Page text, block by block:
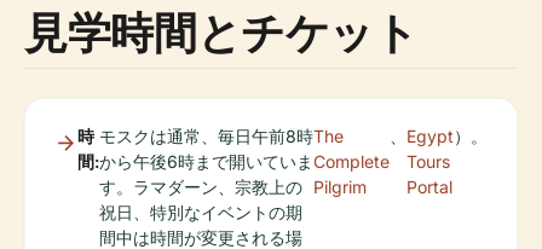
見学時間とチケット
時
間:
モスクは通常、毎日午前8時
から午後6時まで開いていま
す。ラマダーン、宗教上の
祝日、特別なイベントの期
間中は時間が変更される場
The
Complete
Pilgrim
Egypt
Tours
Portal
）。